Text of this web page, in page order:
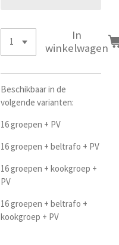
In
winkelwagen
Beschikbaar in de
volgende varianten:
16 groepen + PV
16 groepen + beltrafo + PV
16 groepen + kookgroep +
PV
16 groepen + beltrafo +
kookgroep + PV